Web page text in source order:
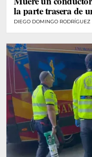
la parte trasera de
DIEGO DOMINGO RODRÍGUEZ